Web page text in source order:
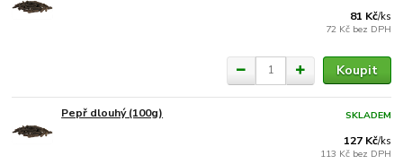
81 Kč/ks
72 Kč bez DPH
Koupit
Pepř dlouhý (100g)
127 Kč/ks
113 Kč bez DPH
SKLADEM